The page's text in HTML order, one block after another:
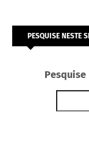
PESQUISE NESTE